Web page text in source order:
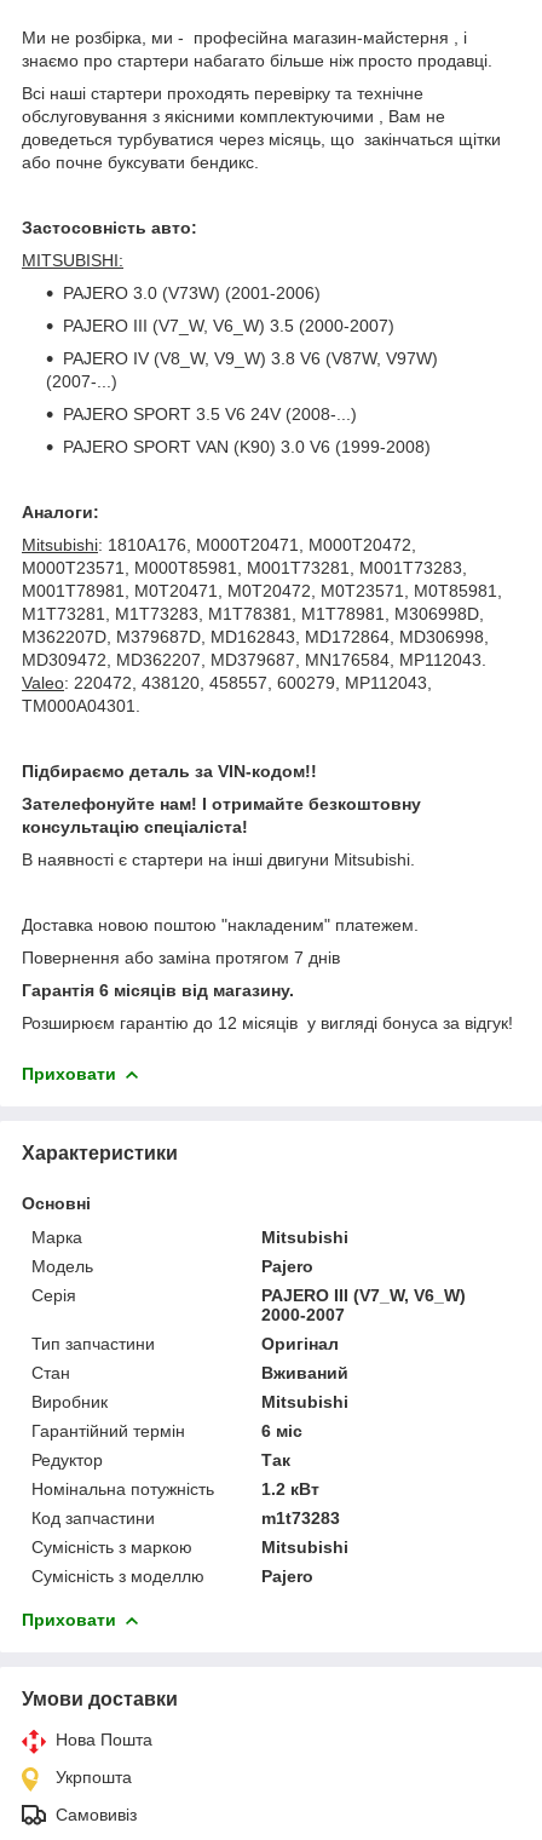
Ми не розбірка, ми - професійна магазин-майстерня , і
знаємо про стартери набагато більше ніж просто продавці.
Всі наші стартери проходять перевірку та технічне
обслуговування з якісними комплектуючими , Вам не
доведеться турбуватися через місяць, що закінчаться щітки
або почне буксувати бендикс.
Застосовність авто:
MITSUBISHI:
PAJERO 3.0 (V73W) (2001-2006)
PAJERO III (V7_W, V6_W) 3.5 (2000-2007)
PAJERO IV (V8_W, V9_W) 3.8 V6 (V87W, V97W)
(2007-...)
PAJERO SPORT 3.5 V6 24V (2008-...)
PAJERO SPORT VAN (K90) 3.0 V6 (1999-2008)
Аналоги:
Mitsubishi: 1810A176, M000T20471, M000T20472,
M000T23571, M000T85981, M001T73281, M001T73283,
M001T78981, M0T20471, M0T20472, M0T23571, M0T85981,
M1T73281, M1T73283, M1T78381, M1T78981, M306998D,
M362207D, M379687D, MD162843, MD172864, MD306998,
MD309472, MD362207, MD379687, MN176584, MP112043.
Valeo: 220472, 438120, 458557, 600279, MP112043,
TM000A04301.
Підбираємо деталь за VIN-кодом!!
Зателефонуйте нам! І отримайте безкоштовну
консультацію спеціаліста!
В наявності є стартери на інші двигуни Mitsubishi.
Доставка новою поштою "накладеним" платежем.
Повернення або заміна протягом 7 днів
Гарантія 6 місяців від магазину.
Розширюєм гарантію до 12 місяців у вигляді бонуса за відгук!
Приховати
Характеристики
Основні
Марка
Mitsubishi
Модель
Pajero
Серія
PAJERO III (V7_W, V6_W)
2000-2007
Тип запчастини
Оригінал
Стан
Вживаний
Виробник
Mitsubishi
Гарантійний термін
6 міс
Редуктор
Так
Номінальна потужність
1.2 кВт
Код запчастини
m1t73283
Сумісність з маркою
Mitsubishi
Сумісність з моделлю
Pajero
Приховати
Умови доставки
Нова Пошта
Укрпошта
Самовивіз